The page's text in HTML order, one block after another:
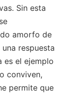
Sin esta
amorfo de
respuesta
es el ejemplo
conviven,
permite que